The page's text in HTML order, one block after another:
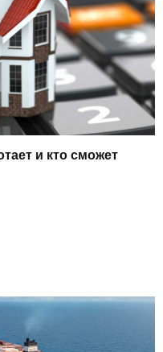
и кто сможет